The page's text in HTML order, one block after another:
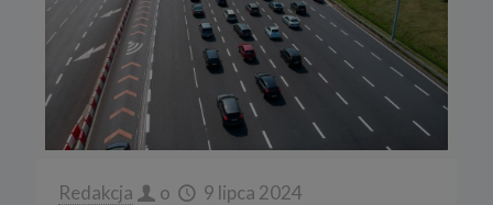
Redakcja o 9 lipca 2024